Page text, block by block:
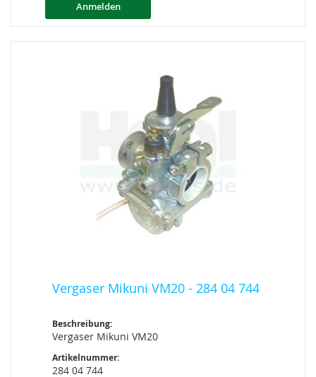
Anmelden
Vergaser Mikuni VM20 - 284 04 744
Beschreibung:
Vergaser Mikuni VM20
Artikelnummer:
284 04 744